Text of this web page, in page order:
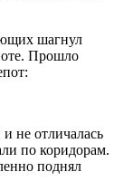
шагнул
Прошло
не отличалась
по коридорам.
поднял